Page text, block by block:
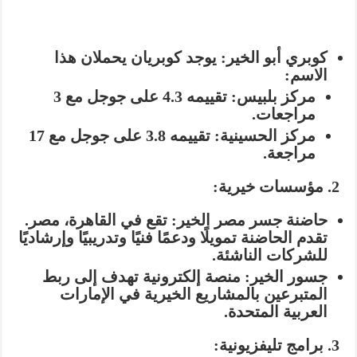
كوبري أبو الخير: يوجد كوبريان يحملان هذا
الاسم:
مركز بلبيس:
تقييمه 4.3 على جوجل مع 3
مراجعات.
مركز الحسينية:
تقييمه 3.8 على جوجل مع 17
مراجعة.
2. مؤسسات خيرية:
حاضنة جسر مصر الخير: تقع في القاهرة، مصر.
تقدم الحاضنة تمويلًا ودعمًا فنيًا وتدريبيًا وإرشاديًا
للشركات الناشئة.
جسور الخير: منصة إلكترونية تهدف إلى ربط
المتبرعين بالمشاريع الخيرية في الإمارات
العربية المتحدة.
3. برامج تليفزيونية: